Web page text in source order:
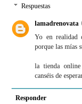
Respuestas
lamadrenovata
Yo en realidad
porque las mías
la tienda
canséis de
Responder